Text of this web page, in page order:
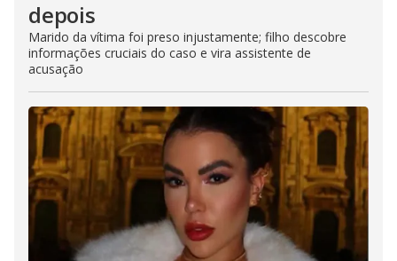
depois
Marido da vítima foi preso injustamente; filho descobre
informações cruciais do caso e vira assistente de
acusação